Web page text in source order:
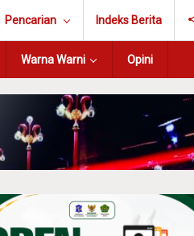
Pencarian Indeks Berita
Warna Warni Opini